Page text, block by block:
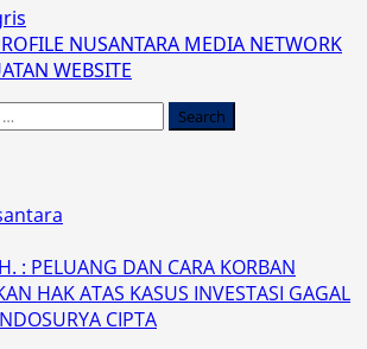
NUSANTARA MEDIA NETWORK
WEBSITE
: PELUANG DAN CARA KORBAN
HAK ATAS KASUS INVESTASI GAGAL
CIPTA